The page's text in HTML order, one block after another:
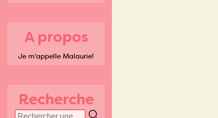
A propos
Je m'appelle Malaurie!
Recherche